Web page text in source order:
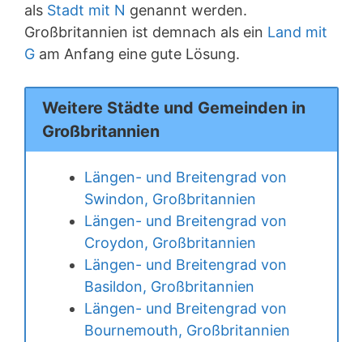
als Stadt mit N genannt werden.
Großbritannien ist demnach als ein Land mit
G am Anfang eine gute Lösung.
Weitere Städte und Gemeinden in
Großbritannien
Längen- und Breitengrad von
Swindon, Großbritannien
Längen- und Breitengrad von
Croydon, Großbritannien
Längen- und Breitengrad von
Basildon, Großbritannien
Längen- und Breitengrad von
Bournemouth, Großbritannien